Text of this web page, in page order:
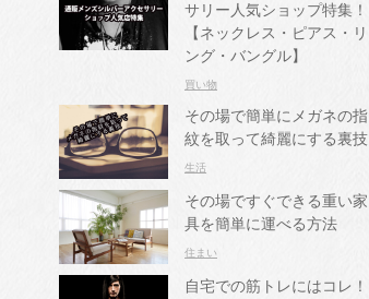
サリー人気ショップ特集！
【ネックレス・ピアス・リ
ング・バングル】
買い物
その場で簡単にメガネの指
紋を取って綺麗にする裏技
生活
その場ですぐできる重い家
具を簡単に運べる方法
住まい
自宅での筋トレにはコレ！